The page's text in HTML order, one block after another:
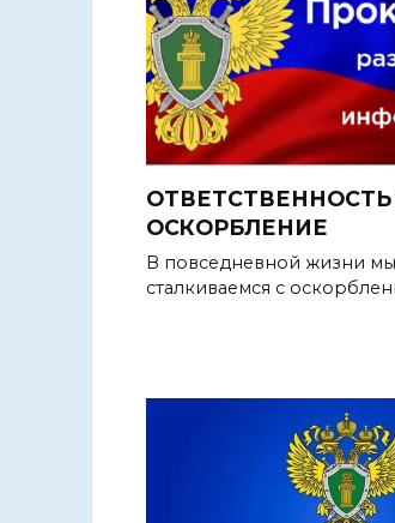
ОТВЕТСТВЕННОСТЬ
ОСКОРБЛЕНИЕ
В повседневной жизни
сталкиваемся с